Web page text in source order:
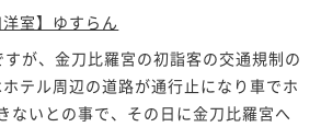
洋室】ゆすらん
が、金刀比羅宮の初詣客の交通規制の
テル周辺の道路が通行止になり車でホ
ないとの事で、その日に金刀比羅宮へ